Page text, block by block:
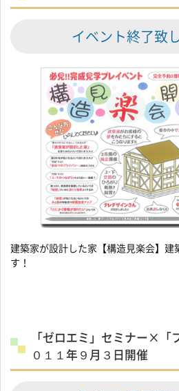
イベント終了致
建築家が設計した家【構造見楽会】建
す！
「ゼロエミ」セミナー×
０１１年９月３日開催